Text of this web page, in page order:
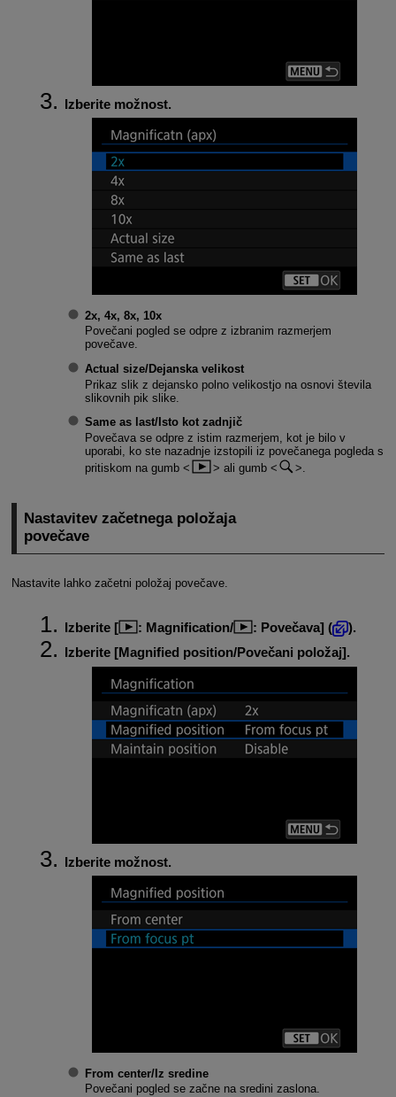
Izberite možnost.
2x, 4x, 8x, 10x
Povečani pogled se odpre z izbranim razmerjem
povečave.
Actual size/Dejanska velikost
Prikaz slik z dejansko polno velikostjo na osnovi števila
slikovnih pik slike.
Same as last/Isto kot zadnjič
Povečava se odpre z istim razmerjem, kot je bilo v
uporabi, ko ste nazadnje izstopili iz povečanega pogleda s
pritiskom na gumb
ali gumb .
Nastavitev začetnega položaja
povečave
Nastavite lahko začetni položaj povečave.
Izberite [ : Magnification/ : Povečava] (
).
Izberite [Magnified position/Povečani položaj].
Izberite možnost.
From center/Iz sredine
Povečani pogled se začne na sredini zaslona.